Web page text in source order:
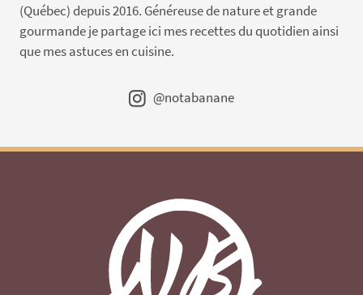
(Québec) depuis 2016. Généreuse de nature et grande
gourmande je partage ici mes recettes du quotidien ainsi
que mes astuces en cuisine.
@notabanane